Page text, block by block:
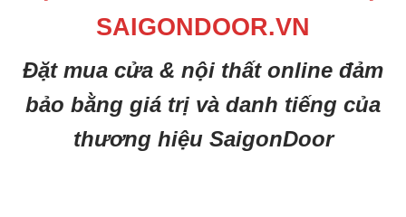
SAIGONDOOR.VN
Đặt mua cửa & nội thất online đảm
bảo bằng giá trị và danh tiếng của
thương hiệu SaigonDoor